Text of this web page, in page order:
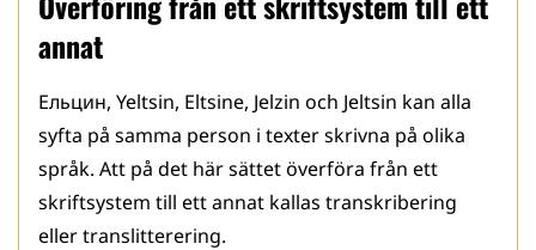
annat
Ельцин, Yeltsin, Eltsine, Jelzin och Jeltsin kan alla
syfta på samma person i texter skrivna på olika
språk. Att på det här sättet överföra från ett
skriftsystem till ett annat kallas transkribering
eller translitterering.